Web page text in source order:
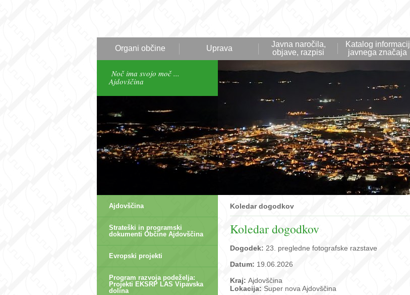
Organi občine Uprava
Javna naročila,
objave, razpisi
Katalog informacij
javnega značaja
Noč ima svojo moč ...
Ajdovščina
Ajdovščina
Strateški in programski
dokumenti Občine Ajdovščina
Evropski projekti
Program razvoja podeželja:
Projekti EKSRP LAS Vipavska
dolina
Koledar dogodkov
Koledar dogodkov
Dogodek: 23. pregledne fotografske razstave
Datum: 19.06.2026
Kraj: Ajdovščina
Lokacija: Super nova Ajdovščina